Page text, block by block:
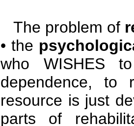
The problem of
• the
who WISHES
dependence, to
resource is just
parts of